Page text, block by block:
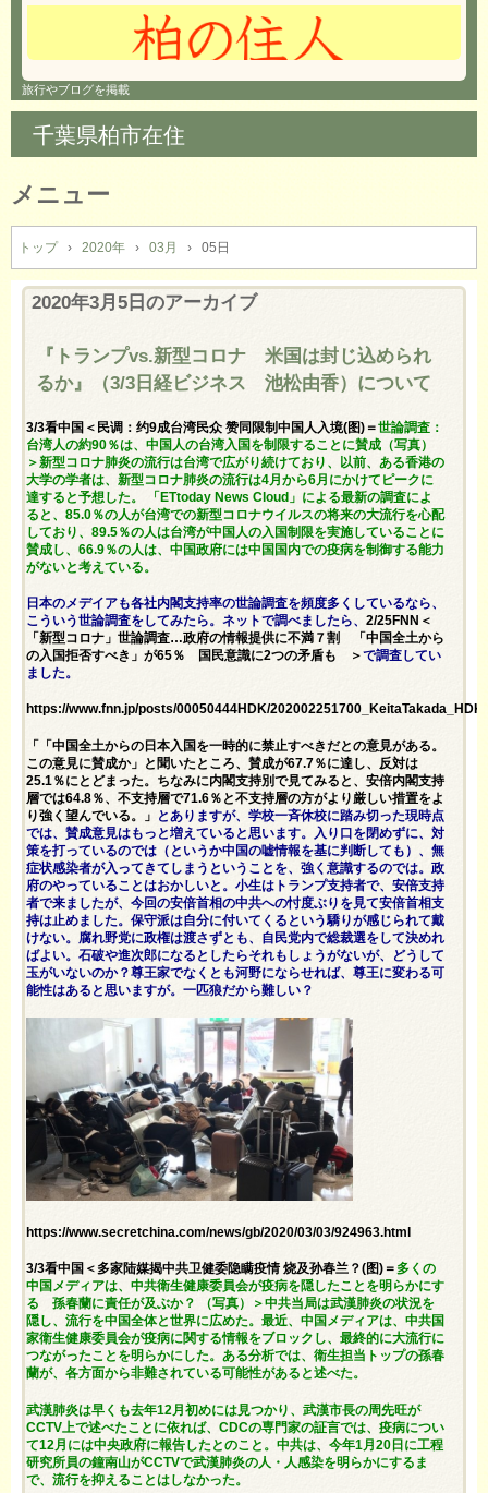
旅行やブログを掲載
千葉県柏市在住
メニュー
コ
ン
テ
ン
トップ › 2020年 › 03月 › 05日
2020年3月5日 のアーカイブ
『トランプvs.新型コロナ 米国は封じ込められ
るか』（3/3日経ビジネス 池松由香）について
3/3看中国＜民调：约9成台湾民众 赞同限制中国人入境(图)＝世論調査：
台湾人の約90％は、中国人の台湾入国を制限することに賛成（写真）
＞新型コロナ肺炎の流行は台湾で広がり続けており、以前、ある香港の
大学の学者は、新型コロナ肺炎の流行は4月から6月にかけてピークに
達すると予想した。 「ETtoday News Cloud」による最新の調査によ
ると、85.0％の人が台湾での新型コロナウイルスの将来の大流行を心配
しており、89.5％の人は台湾が中国人の入国制限を実施していることに
賛成し、66.9％の人は、中国政府には中国国内での疫病を制御する能力
がないと考えている。
日本のメデイアも各社内閣支持率の世論調査を頻度多くしているなら、
こういう世論調査をしてみたら。ネットで調べましたら、2/25FNN＜
「新型コロナ」世論調査…政府の情報提供に不満７割 「中国全土から
の入国拒否すべき」が65％ 国民意識に2つの矛盾も ＞で調査してい
ました。
https://www.fnn.jp/posts/00050444HDK/202002251700_KeitaTakada_HDK
「「中国全土からの日本入国を一時的に禁止すべきだとの意見がある。
この意見に賛成か」と聞いたところ、賛成が67.7％に達し、反対は
25.1％にとどまった。ちなみに内閣支持別で見てみると、安倍内閣支持
層では64.8％、不支持層で71.6％と不支持層の方がより厳しい措置をよ
り強く望んでいる。」
とありますが、学校一斉休校に踏み切った現時点
では、賛成意見はもっと増えていると思います。入り口を閉めずに、対
策を打っているのでは（というか中国の嘘情報を基に判断しても）、無
症状感染者が入ってきてしまうということを、強く意識するのでは。政
府のやっていることはおかしいと。小生はトランプ支持者で、安倍支持
者で来ましたが、今回の安倍首相の中共への忖度ぶりを見て安倍首相支
持は止めました。保守派は自分に付いてくるという驕りが感じられて戴
けない。腐れ野党に政権は渡さずとも、自民党内で総裁選をして決めれ
ばよい。石破や進次郎になるとしたらそれもしょうがないが、どうして
玉がいないのか？尊王家でなくとも河野にならせれば、尊王に変わる可
能性はあると思いますが。一匹狼だから難しい？
https://www.secretchina.com/news/gb/2020/03/03/924963.html
3/3看中国＜多家陆媒揭中共卫健委隐瞒疫情 烧及孙春兰？(图)＝多くの
中国メディアは、中共衛生健康委員会が疫病を隠したことを明らかにす
る 孫春蘭に責任が及ぶか？ （写真）＞中共当局は武漢肺炎の状況を
隠し、流行を中国全体と世界に広めた。最近、中国メディアは、中共国
家衛生健康委員会が疫病に関する情報をブロックし、最終的に大流行に
つながったことを明らかにした。ある分析では、衛生担当トップの孫春
蘭が、各方面から非難されている可能性があると述べた。
武漢肺炎は早くも去年12月初めには見つかり、武漢市長の周先旺が
CCTV上で述べたことに依れば、CDCの専門家の証言では、疫病につい
て12月には中央政府に報告したとのこと。中共は、今年1月20日に工程
研究所員の鐘南山がCCTVで武漢肺炎の人・人感染を明らかにするま
で、流行を抑えることはしなかった。